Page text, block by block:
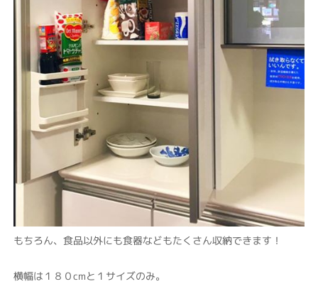
もちろん、食品以外にも食器などもたくさん収納できます！
横幅は１８０cmと１サイズのみ。